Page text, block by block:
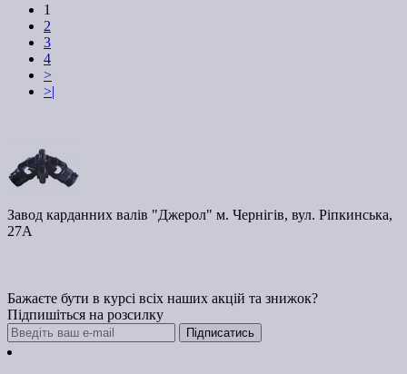
1
2
3
4
>
>|
Завод карданних валів "Джерол" м. Чернігів, вул. Ріпкинська,
27А
Бажаєте бути в курсі всіх наших акцій та знижок?
Підпишіться на розсилку
Підписатись